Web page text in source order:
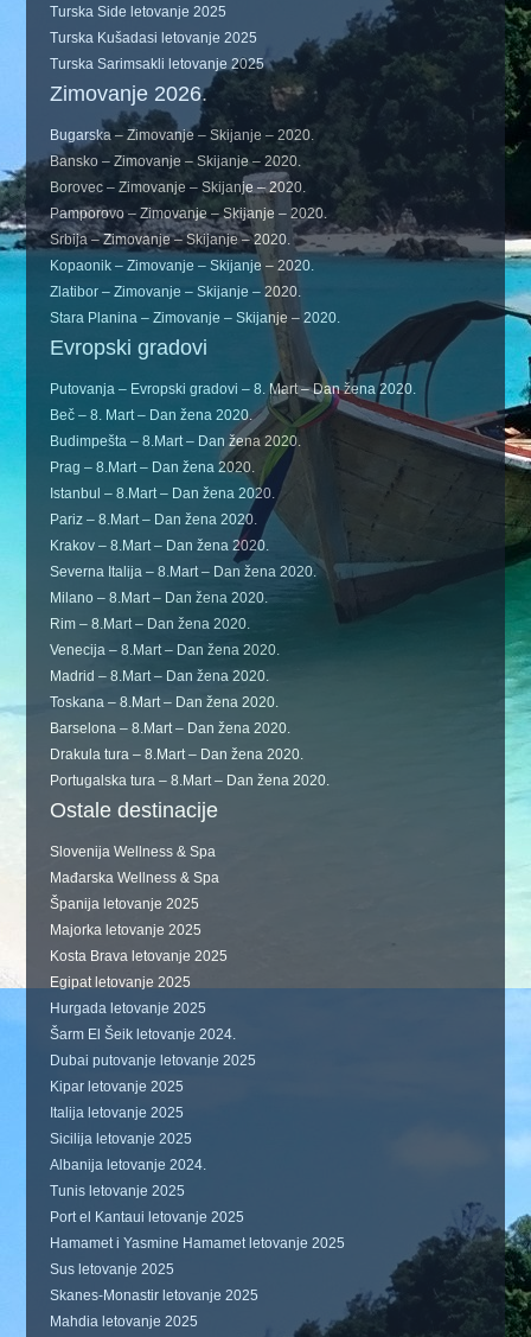
Turska Side letovanje 2025
Turska Kušadasi letovanje 2025
Turska Sarimsakli letovanje 2025
Zimovanje 2026.
Bugarska – Zimovanje – Skijanje – 2020.
Bansko – Zimovanje – Skijanje – 2020.
Borovec – Zimovanje – Skijanje – 2020.
Pamporovo – Zimovanje – Skijanje – 2020.
Srbija – Zimovanje – Skijanje – 2020.
Kopaonik – Zimovanje – Skijanje – 2020.
Zlatibor – Zimovanje – Skijanje – 2020.
Stara Planina – Zimovanje – Skijanje – 2020.
Evropski gradovi
Putovanja – Evropski gradovi – 8. Mart – Dan žena 2020.
Beč – 8. Mart – Dan žena 2020.
Budimpešta – 8.Mart – Dan žena 2020.
Prag – 8.Mart – Dan žena 2020.
Istanbul – 8.Mart – Dan žena 2020.
Pariz – 8.Mart – Dan žena 2020.
Krakov – 8.Mart – Dan žena 2020.
Severna Italija – 8.Mart – Dan žena 2020.
Milano – 8.Mart – Dan žena 2020.
Rim – 8.Mart – Dan žena 2020.
Venecija – 8.Mart – Dan žena 2020.
Madrid – 8.Mart – Dan žena 2020.
Toskana – 8.Mart – Dan žena 2020.
Barselona – 8.Mart – Dan žena 2020.
Drakula tura – 8.Mart – Dan žena 2020.
Portugalska tura – 8.Mart – Dan žena 2020.
Ostale destinacije
Slovenija Wellness & Spa
Mađarska Wellness & Spa
Španija letovanje 2025
Majorka letovanje 2025
Kosta Brava letovanje 2025
Egipat letovanje 2025
Hurgada letovanje 2025
Šarm El Šeik letovanje 2024.
Dubai putovanje letovanje 2025
Kipar letovanje 2025
Italija letovanje 2025
Sicilija letovanje 2025
Albanija letovanje 2024.
Tunis letovanje 2025
Port el Kantaui letovanje 2025
Hamamet i Yasmine Hamamet letovanje 2025
Sus letovanje 2025
Skanes-Monastir letovanje 2025
Mahdia letovanje 2025